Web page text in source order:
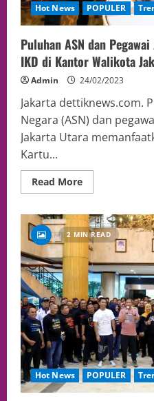
Hot News POPULER
Puluhan ASN dan
IKD di Kantor Walikota
Admin 24/02/2023
Jakarta dettiknews.com.
Negara (ASN) dan
Jakarta Utara
Kartu...
Read More
2 MIN READ
Hot News POPULER